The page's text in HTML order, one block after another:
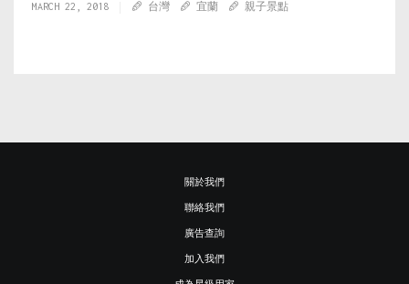
MARCH 22, 2018 台灣 宜蘭 親子景點
關於我們
聯絡我們
廣告查詢
加入我們